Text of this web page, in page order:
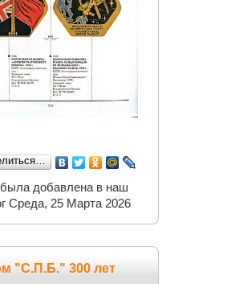
была добавлена в наш
Среда, 25 Марта 2026
"С.П.Б." 300 лет